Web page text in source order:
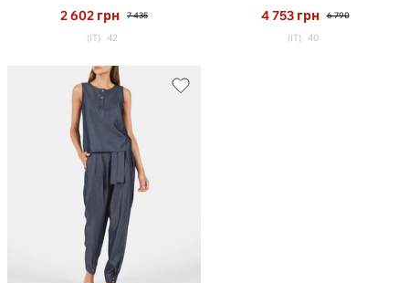
2 602 грн 7 435
(IT) 42
4 753 грн 6 790
(IT) 40